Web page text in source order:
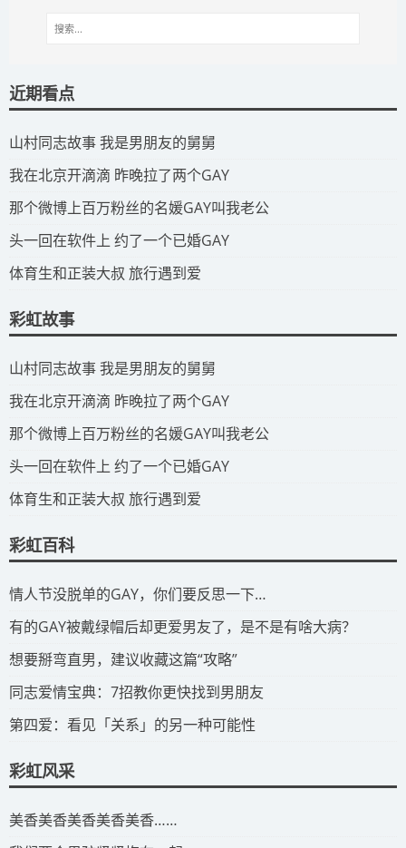
近期看点
​山村同志故事 我是男朋友的舅舅
​我在北京开滴滴 昨晚拉了两个GAY
​那个微博上百万粉丝的名媛GAY叫我老公
​头一回在软件上 约了一个已婚GAY
​体育生和正装大叔 旅行遇到爱
彩虹故事
​山村同志故事 我是男朋友的舅舅
​我在北京开滴滴 昨晚拉了两个GAY
​那个微博上百万粉丝的名媛GAY叫我老公
​头一回在软件上 约了一个已婚GAY
​体育生和正装大叔 旅行遇到爱
彩虹百科
​情人节没脱单的GAY，你们要反思一下…
​有的GAY被戴绿帽后却更爱男友了，是不是有啥大病？
​想要掰弯直男，建议收藏这篇“攻略”
​同志爱情宝典：7招教你更快找到男朋友
​第四爱：看见「关系」的另一种可能性
彩虹风采
​美香美香美香美香美香……